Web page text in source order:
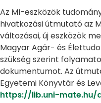
Az MI-eszközök
hivatkozási útmutató az
változásai, új eszközök
Magyar Agár- és
szükség szerint
dokumentumot. Az
Egyetemi Könyvtár és
https://lib.uni-mate.hu/